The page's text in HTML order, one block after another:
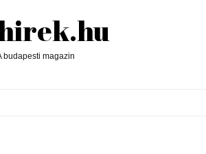
budapesti magazin